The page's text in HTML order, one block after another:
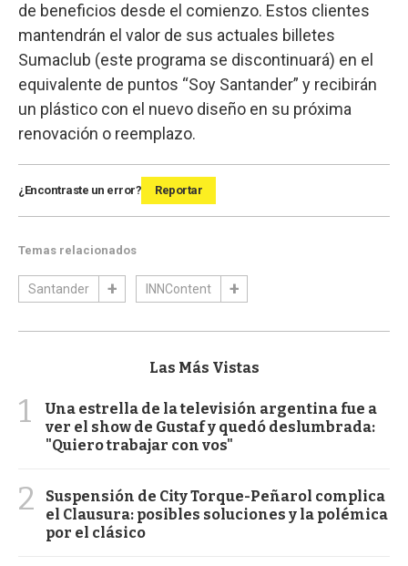
de beneficios desde el comienzo. Estos clientes
mantendrán el valor de sus actuales billetes
Sumaclub (este programa se discontinuará) en el
equivalente de puntos “Soy Santander” y recibirán
un plástico con el nuevo diseño en su próxima
renovación o reemplazo.
¿Encontraste un error? Reportar
Temas relacionados
Santander INNContent
Las Más Vistas
1
Una estrella de la televisión argentina fue a
ver el show de Gustaf y quedó deslumbrada:
"Quiero trabajar con vos"
2
Suspensión de City Torque-Peñarol complica
el Clausura: posibles soluciones y la polémica
por el clásico